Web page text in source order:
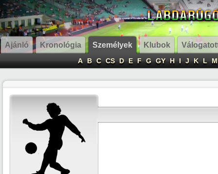
Ajánló Kronológia Személyek Klubok
A B C CS D E F G GY H I J K L M